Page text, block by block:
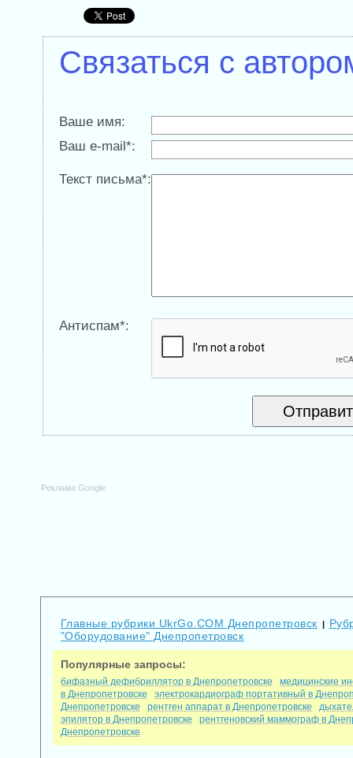
Связаться с
Ваше имя:
Ваш e-mail*:
Текст письма*:
Антиспам*:
Реклама Google
Главные рубрики UkrGo.COM Днепропетровск
"Оборудование" Днепропетровск
Популярные запросы:
бифазный дефибриллятор в Днепропетровске
медицинские
в Днепропетровске
электрокардиограф портативный в
Днепропетровске
рентген аппарат в Днепропетровске
эпилятор в Днепропетровске
рентгеновский маммограф в
Днепропетровске